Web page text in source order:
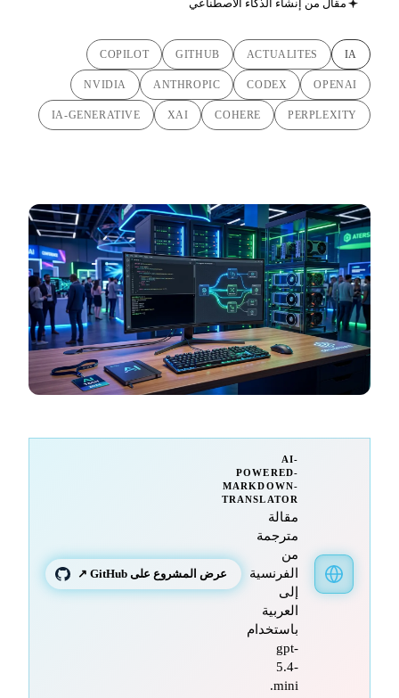
مقال من إنشاء الذكاء الاصطناعي
IA
ACTUALITES
GITHUB
COPILOT
OPENAI
CODEX
ANTHROPIC
NVIDIA
PERPLEXITY
COHERE
XAI
IA-GENERATIVE
AI-
POWERED-
MARKDOWN-
TRANSLATOR
مقالة
مترجمة
من
الفرنسية
إلى
العربية
باستخدام
gpt-
5.4-
mini.
عرض المشروع على GitHub ↗